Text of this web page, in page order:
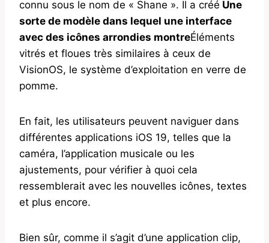
connu sous le nom de « Shane ». Il a créé Une
sorte de modèle dans lequel une interface
avec des icônes arrondies montreÉléments
vitrés et floues très similaires à ceux de
VisionOS, le système d’exploitation en verre de
pomme.
En fait, les utilisateurs peuvent naviguer dans
différentes applications iOS 19, telles que la
caméra, l’application musicale ou les
ajustements, pour vérifier à quoi cela
ressemblerait avec les nouvelles icônes, textes
et plus encore.
Bien sûr, comme il s’agit d’une application clip,